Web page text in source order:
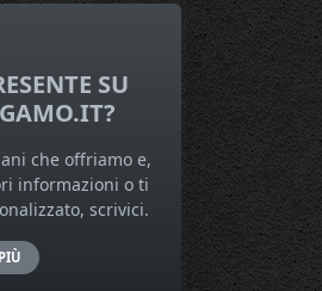
SU
che offriamo e,
informazioni o ti
scrivici.